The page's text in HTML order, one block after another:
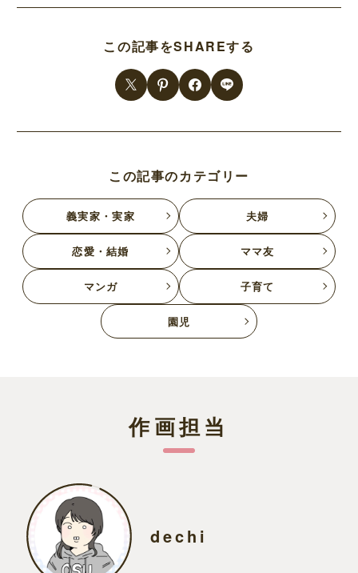
この記事をSHAREする
この記事のカテゴリー
義実家・実家 夫婦
恋愛・結婚 ママ友
マンガ 子育て
園児
作画担当
dechi